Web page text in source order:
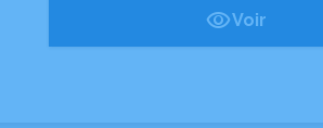
Voir